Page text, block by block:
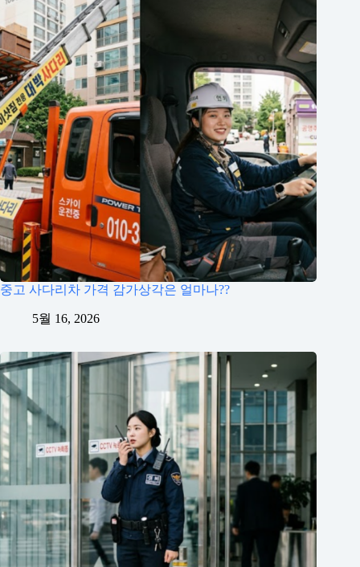
중고 사다리차 가격 감가상각은 얼마나??
5월 16, 2026